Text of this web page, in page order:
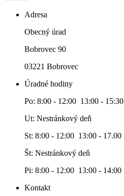
Adresa
Obecný úrad
Bobrovec 90
03221 Bobrovec
Úradné hodiny
Po: 8:00 - 12:00 13:00 - 15:30
Ut: Nestránkový deň
St: 8:00 - 12:00 13:00 - 17.00
Št: Nestránkový deň
Pi: 8:00 - 12:00 13:00 - 14:00
Kontakt